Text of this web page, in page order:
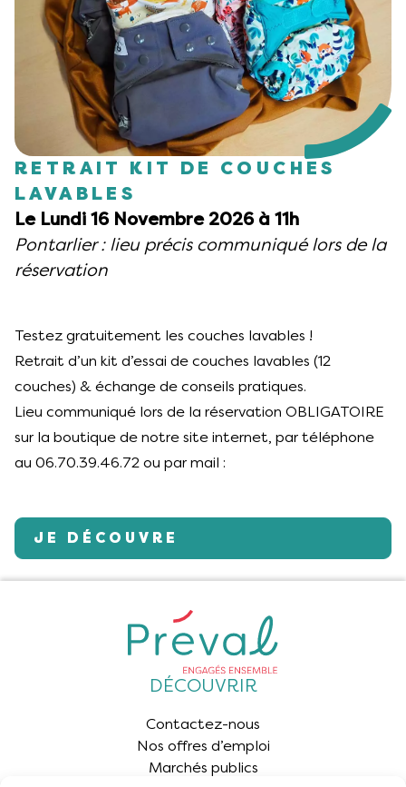
RETRAIT KIT DE COUCHES
LAVABLES
Le Lundi 16 Novembre 2026 à 11h
Pontarlier : lieu précis communiqué lors de la
réservation
Testez gratuitement les couches lavables !
Retrait d’un kit d’essai de couches lavables (12
couches) & échange de conseils pratiques.
Lieu communiqué lors de la réservation OBLIGATOIRE
sur la boutique de notre site internet, par téléphone
au 06.70.39.46.72 ou par mail :
JE DÉCOUVRE
DÉCOUVRIR
Contactez-nous
Nos offres d’emploi
Marchés publics